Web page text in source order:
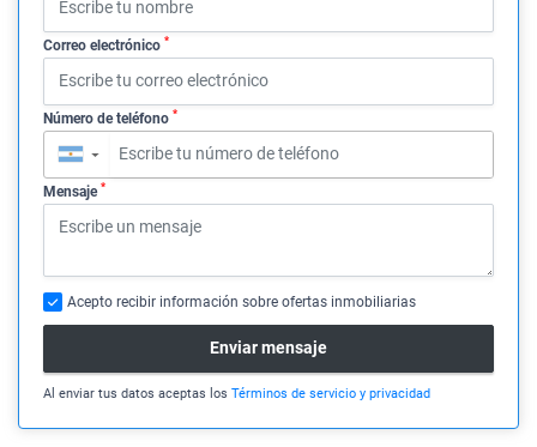
Correo electrónico *
Número de teléfono *
▼
Mensaje *
Acepto recibir información sobre ofertas inmobiliarias
Enviar mensaje
Al enviar tus datos aceptas los Términos de servicio y privacidad